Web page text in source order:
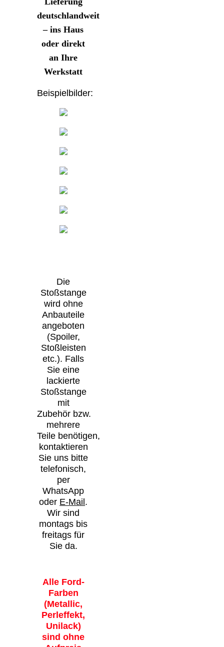
deutschlandweit
– ins Haus
oder direkt
an Ihre
Werkstatt
Beispielbilder:
Die
Stoßstange
wird ohne
Anbauteile
angeboten
(Spoiler,
Stoßleisten
etc.). Falls
Sie eine
lackierte
Stoßstange
mit
Zubehör bzw.
mehrere
Teile benötigen,
kontaktieren
Sie uns bitte
telefonisch,
per
WhatsApp
oder E-Mail .
Wir sind
montags bis
freitags für
Sie da.
Alle Ford-
Farben
(Metallic,
Perleffekt,
Unilack)
sind ohne